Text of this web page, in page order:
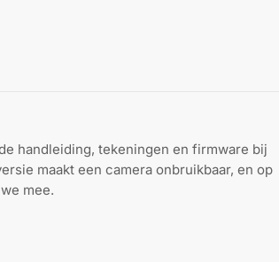
handleiding, tekeningen en firmware bij
maakt een camera onbruikbaar, en op
mee.